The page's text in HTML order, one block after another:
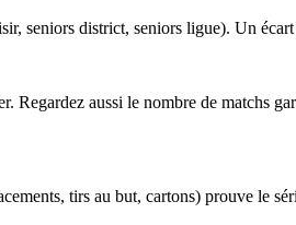
seniors district, seniors ligue). Un
aussi le nombre de matchs
tirs au but, cartons) prouve le